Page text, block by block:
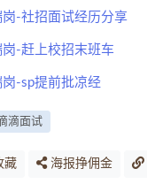
-社招面试经历分享
-赶上校招末班车
-sp提前批凉经
滴面试
藏 海报挣佣金